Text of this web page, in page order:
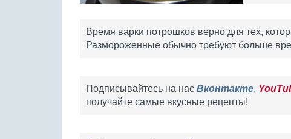
Время варки потрошков верно для тех,
Размороженные обычно требуют больше
Подписывайтесь на нас Вконтакте,
получайте самые вкусные рецепты!